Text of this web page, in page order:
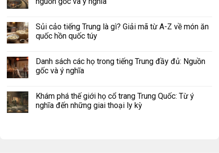
Sủi cảo tiếng Trung là gì? Giải mã từ A-Z về món ăn
quốc hồn quốc túy
Danh sách các họ trong tiếng Trung đầy đủ: Nguồn
gốc và ý nghĩa
Khám phá thế giới họ cổ trang Trung Quốc: Từ ý
nghĩa đến những giai thoại ly kỳ